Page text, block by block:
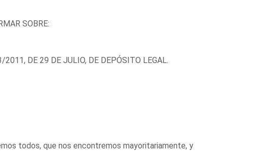
SOBRE:
DE 29 DE JULIO, DE DEPÓSITO LEGAL.
todos, que nos encontremos mayoritariamente, y